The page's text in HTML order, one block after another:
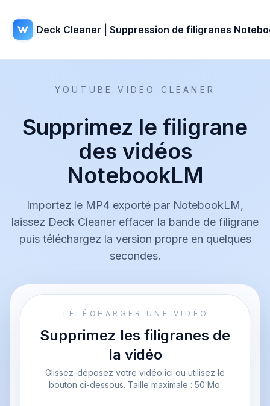
Deck Cleaner | Suppression de filigranes
YOUTUBE VIDEO CLEANER
Supprimez le filigrane
des vidéos
NotebookLM
Importez le MP4 exporté par NotebookLM,
laissez Deck Cleaner effacer la bande de filigrane
puis téléchargez la version propre en quelques
secondes.
TÉLÉCHARGER UNE VIDÉO
Supprimez les filigranes de
la vidéo
Glissez-déposez votre vidéo ici ou utilisez le
bouton ci-dessous. Taille maximale : 50 Mo.